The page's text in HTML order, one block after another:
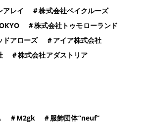
アレイ ＃株式会社ベイクルーズ
＃株式会社トゥモローランド
ドアローズ ＃アイア株式会社
＃株式会社アダストリア
＃M2gk ＃服飾団体”neuf”